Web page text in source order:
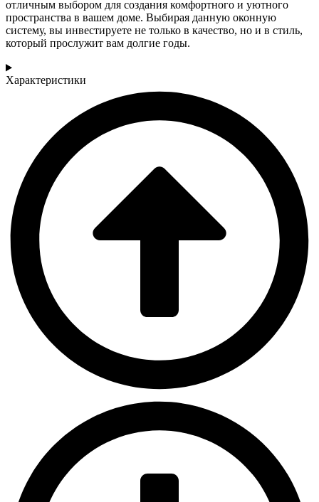
отличным выбором для создания комфортного и уютного
пространства в вашем доме. Выбирая данную оконную
систему, вы инвестируете не только в качество, но и в стиль,
который прослужит вам долгие годы.
Характеристики